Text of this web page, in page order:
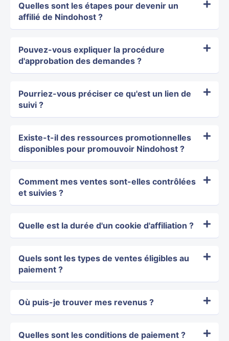
Quelles sont les étapes pour devenir un
affilié de Nindohost ?
Pouvez-vous expliquer la procédure
d'approbation des demandes ?
Pourriez-vous préciser ce qu'est un lien de
suivi ?
Existe-t-il des ressources promotionnelles
disponibles pour promouvoir Nindohost ?
Comment mes ventes sont-elles contrôlées
et suivies ?
Quelle est la durée d'un cookie d'affiliation ?
Quels sont les types de ventes éligibles au
paiement ?
Où puis-je trouver mes revenus ?
Quelles sont les conditions de paiement ?